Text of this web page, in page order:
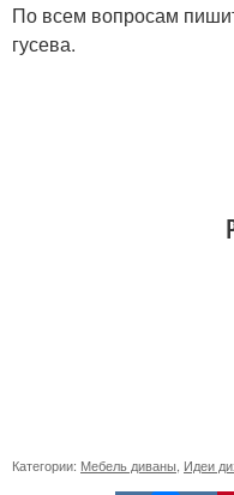
По всем вопросам
гусева.
Категории: Мебель диваны Идеи